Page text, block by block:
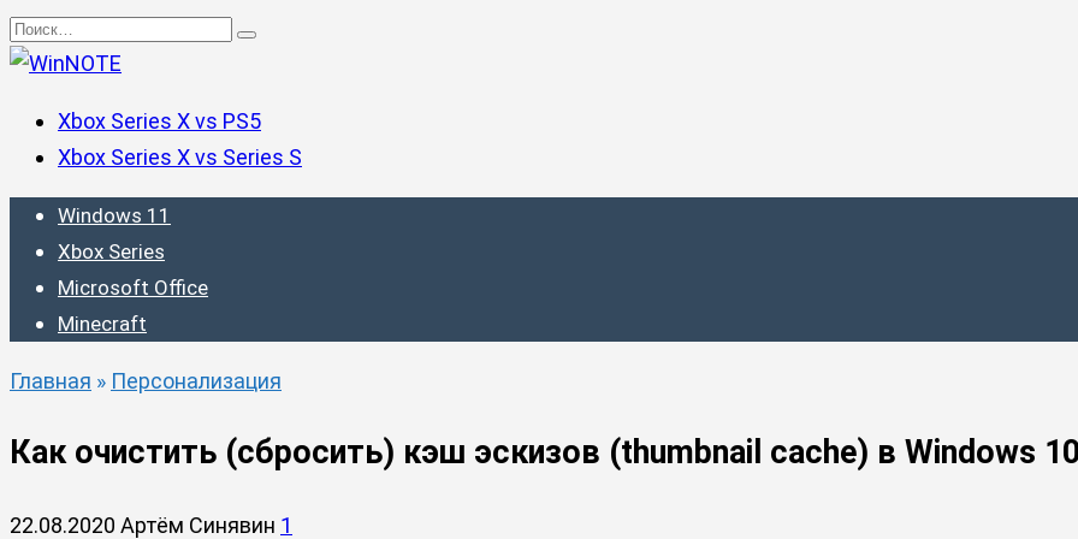
Перейти
к
Search
for:
Xbox Series X vs PS5
Xbox Series X vs Series S
Windows 11
Xbox Series
Microsoft Office
Minecraft
Главная » Персонализация
Как очистить (сбросить) кэш эскизов (thumbnail cache) в Windows
22.08.2020 Артём Синявин 1